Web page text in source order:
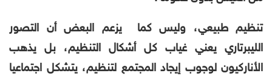
تنظيم طبيعي، وليس كما يزعم البعض أن التصور
الليبرتاري يعني غياب كل أشكال التنظيم، بل يذهب
الأناركيون لوجوب إيجاد المجتمع لتنظيم، يتشكل اجتماعيا